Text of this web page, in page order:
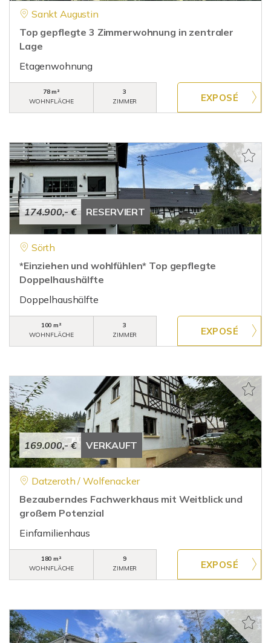
Sankt Augustin
Top gepflegte 3 Zimmerwohnung in zentraler
Lage
Etagenwohnung
78 m²
WOHNFLÄCHE
3
ZIMMER
174.900,- € RESERVIERT
Sörth
*Einziehen und wohlfühlen* Top gepflegte
Doppelhaushälfte
Doppelhaushälfte
100 m²
WOHNFLÄCHE
3
ZIMMER
169.000,- € VERKAUFT
Datzeroth / Wolfenacker
Bezauberndes Fachwerkhaus mit Weitblick und
großem Potenzial
Einfamilienhaus
180 m²
WOHNFLÄCHE
9
ZIMMER